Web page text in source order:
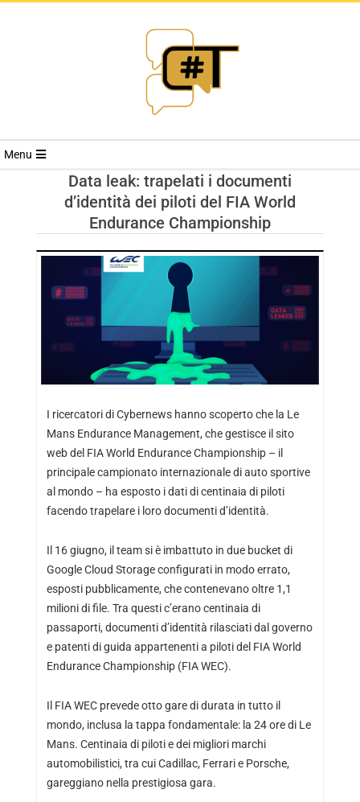
RIVISTA
TRENDS
Menu
Data leak: trapelati i documenti
d’identità dei piloti del FIA World
Endurance Championship
I ricercatori di Cybernews hanno scoperto che la Le
Mans Endurance Management, che gestisce il sito
web del FIA World Endurance Championship – il
principale campionato internazionale di auto sportive
al mondo – ha esposto i dati di centinaia di piloti
facendo trapelare i loro documenti d’identità.
Il 16 giugno, il team si è imbattuto in due bucket di
Google Cloud Storage configurati in modo errato,
esposti pubblicamente, che contenevano oltre 1,1
milioni di file. Tra questi c’erano centinaia di
passaporti, documenti d’identità rilasciati dal governo
e patenti di guida appartenenti a piloti del FIA World
Endurance Championship (FIA WEC).
Il FIA WEC prevede otto gare di durata in tutto il
mondo, inclusa la tappa fondamentale: la 24 ore di Le
Mans. Centinaia di piloti e dei migliori marchi
automobilistici, tra cui Cadillac, Ferrari e Porsche,
gareggiano nella prestigiosa gara.